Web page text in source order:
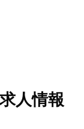
人情報